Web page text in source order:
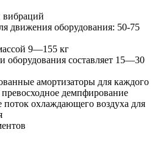
вибраций
движения оборудования: 50-75
9—155 кг
оборудования составляет 15—30
амортизаторы для каждого
демпфирование
поток охлаждающего воздуха для